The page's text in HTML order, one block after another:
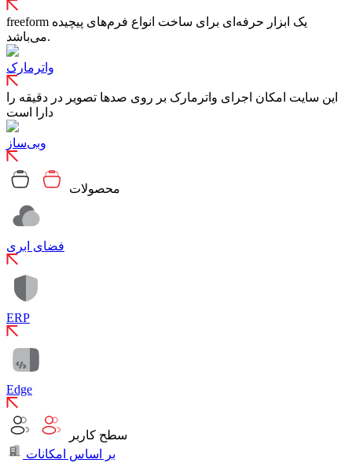
freeform یک ابزار حرفه‌ای برای ساخت انواع فرم‌های پیچیده
می‌باشد.
واترمارک
این سایت امکان اجرای واترمارک بر روی صدها تصویر در دقیقه را
دارا است
وبی‌ساز
محصولات
فضای ابری
ERP
Edge
سطح کاربر
بر اساس امکانات